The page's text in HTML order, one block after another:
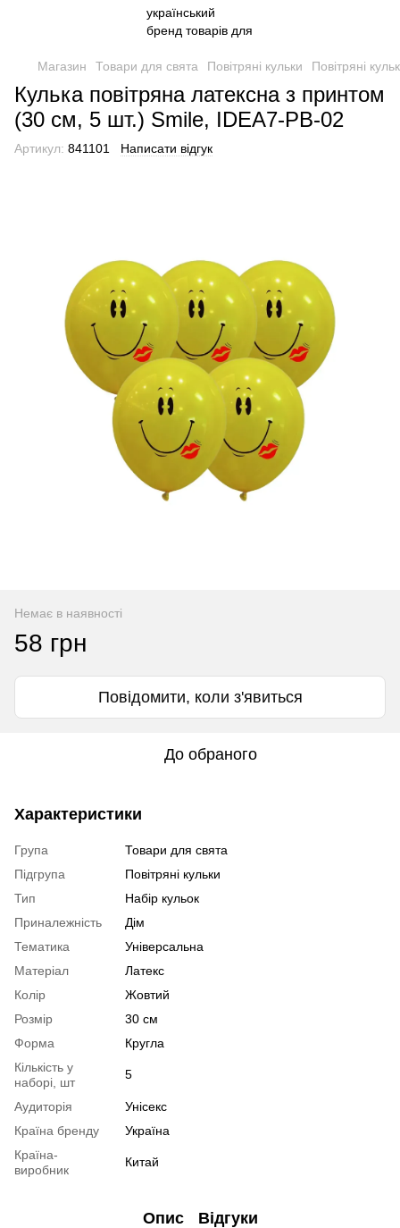
Магазин Товари для свята Повітряні кульки Повітряні
Кулька повітряна латексна з принтом
(30 см, 5 шт.) Smile, IDEA7-PB-02
Артикул: 841101 Написати відгук
Немає в наявності
58 грн
Повідомити, коли з'явиться
До обраного
Характеристики
Група
Товари для свята
Підгрупа
Повітряні кульки
Тип
Набір кульок
Приналежність
Дім
Тематика
Універсальна
Матеріал
Латекс
Колір
Жовтий
Розмір
30 см
Форма
Кругла
Кількість у
наборі, шт
5
Аудиторія
Унісекс
Країна бренду
Україна
Країна-
виробник
Китай
Опис Відгуки